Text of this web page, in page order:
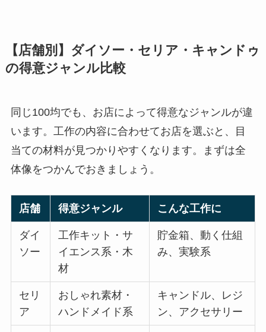
【店舗別】ダイソー・セリア・キャンドゥ
の得意ジャンル比較
同じ100均でも、お店によって得意なジャンルが違
います。工作の内容に合わせてお店を選ぶと、目
当ての材料が見つかりやすくなります。まずは全
体像をつかんでおきましょう。
店舗 得意ジャンル こんな工作に
ダイ
ソー
工作キット・サ
イエンス系・木
材
貯金箱、動く仕組
み、実験系
セリ
ア
おしゃれ素材・
ハンドメイド系
キャンドル、レジ
ン、アクセサリー